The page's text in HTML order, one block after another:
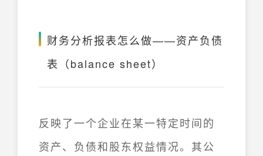
财务分析报表怎么做——资产负债
表（balance sheet）
反映了一个企业在某一特定时间的
资产、负债和股东权益情况。其公